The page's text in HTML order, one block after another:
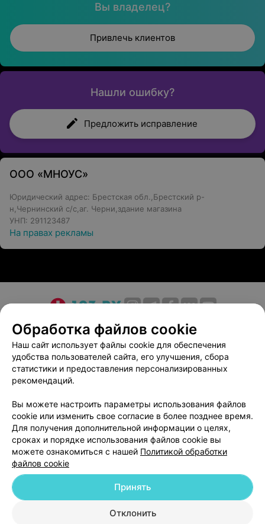
Вы владелец?
Привлечь клиентов
Нашли ошибку?
Предложить исправление
ООО «МНОУС»
Юридический адрес: Брестская обл.,Брестский р-
н,Чернинский с/с,аг. Черни,здание магазина
УНП: 291123487
На правах рекламы
О проекте Новости проекта
Размещение рекламы
Медицинский маркетинг
Публичный договор
Пользовательское соглашение
Способы оплаты
Вакансии
Партнеры
Написать в поддержку
Персональные настройки cookie
Обработка персональных данных
ВЫ ВЛАДЕЛЕЦ?
Обработка файлов cookie
Наш сайт использует файлы cookie для обеспечения
удобства пользователей сайта, его улучшения, сбора
статистики и предоставления персонализированных
рекомендаций.
Вы можете настроить параметры использования файлов
cookie или изменить свое согласие в более позднее время.
Для получения дополнительной информации о целях,
сроках и порядке использования файлов cookie вы
можете ознакомиться с нашей Политикой обработки
файлов cookie
Отклонить
Принять